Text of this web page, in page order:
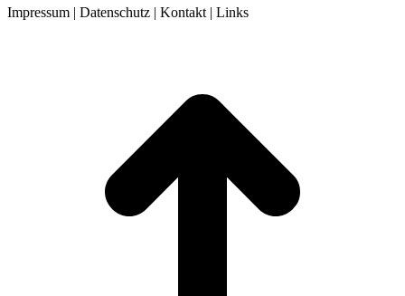
Impressum | Datenschutz | Kontakt | Links